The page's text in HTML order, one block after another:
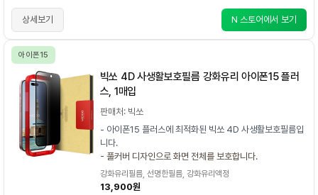
상세보기 N 스토어에서 보기
아이폰15
빅쏘 4D 사생활보호필름 강화유리 아이폰15 플러
스, 1매입
판매처: 빅쏘
- 아이폰15 플러스에 최적화된 빅쏘 4D 사생활보호필름입
니다.
- 풀커버 디자인으로 화면 전체를 보호합니다.
강화유리필름, 선명한필름, 강화유리액정
13,900원